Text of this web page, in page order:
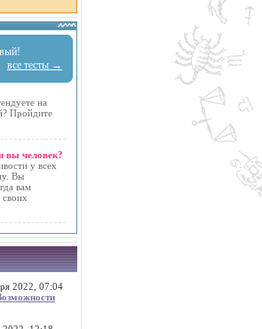
все тесты →
на
Пройдите
вы человек?
у всех
Вы
вам
2022, 07:04